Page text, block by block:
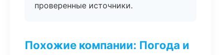
проверенные источники.
Похожие компании: Погода и